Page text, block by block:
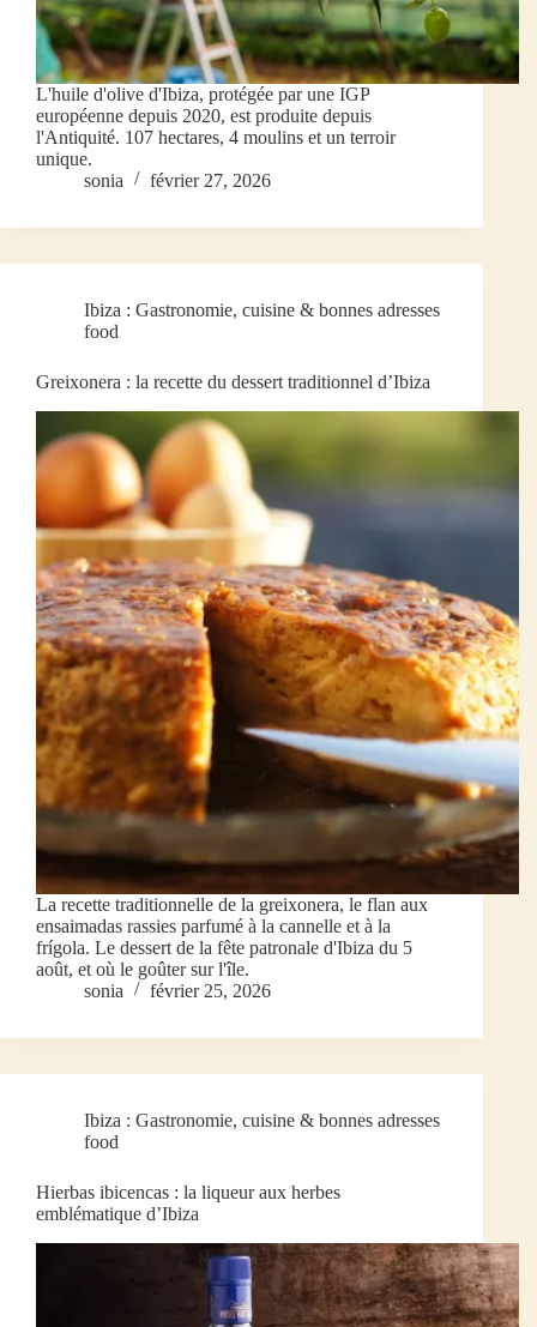
L'huile d'olive d'Ibiza, protégée par une IGP
européenne depuis 2020, est produite depuis
l'Antiquité. 107 hectares, 4 moulins et un terroir
unique.
sonia
février 27, 2026
Ibiza : Gastronomie, cuisine & bonnes adresses
food
Greixonera : la recette du dessert traditionnel d’Ibiza
La recette traditionnelle de la greixonera, le flan aux
ensaimadas rassies parfumé à la cannelle et à la
frígola. Le dessert de la fête patronale d'Ibiza du 5
août, et où le goûter sur l'île.
sonia
février 25, 2026
Ibiza : Gastronomie, cuisine & bonnes adresses
food
Hierbas ibicencas : la liqueur aux herbes
emblématique d’Ibiza